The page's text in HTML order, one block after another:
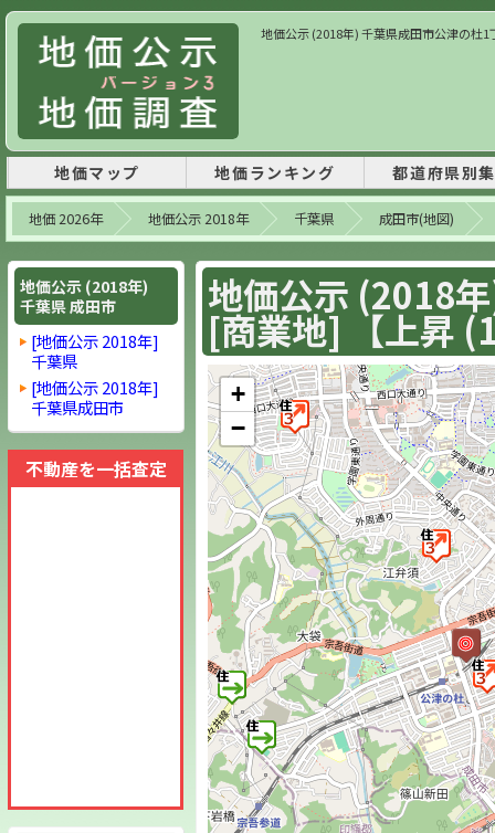
地価公示 (2018年) 千葉県成田市公津の杜
地価マップ 地価ランキング 都道府県別
地価 2026年 地価公示 2018年 千葉県 成田市(地図)
地価公示 (2018
[商業地] 【上昇
+
−
地価公示 (2018年)
千葉県 成田市
[地価公示 2018年]
千葉県
[地価公示 2018年]
千葉県成田市
不動産を一括査定